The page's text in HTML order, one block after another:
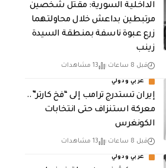
الداخلية السورية: مقتل شخصين
مرتبطين بداعش خلال محاولتهما
زرع عبوة ناسفة بمنطقة السيدة
زينب
قبل 8 ساعات 13 مشاهدات
عربي ودولي
إيران تستدرج ترامب إلى “فخ كارتر”..
معركة استنزاف حتى انتخابات
الكونغرس
قبل 8 ساعات 13 مشاهدات
عربي ودولي